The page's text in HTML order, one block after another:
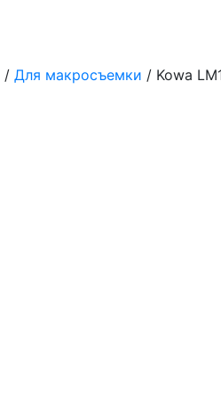
/ Для макросъемки / Kowa